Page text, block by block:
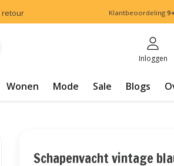
retour Klantbeoordeling
Inloggen
Wonen Mode Sale Blogs
Schapenvacht vintage